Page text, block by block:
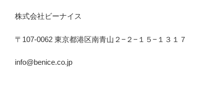
株式会社ビーナイス
〒107-0062 東京都港区南青山２−２−１５−１３１７
info@benice.co.jp